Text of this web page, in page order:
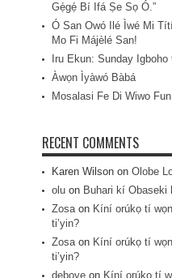
Gẹ́gẹ́ Bí Ifá Ṣe Sọ Ó.”
Ó San Owó Ilé Ìwé Mi
Mo Fi Májèlé San!
Iru Ekun: Sunday Igboho
Àwọn Ìyàwó Bàbá
Mosalasi Fe Di Wiwo
RECENT COMMENTS
Karen Wilson on Olobe
olu on Buhari kí Obaseki
Zosaon Kíní orúkọ tí
ti’yin?
Zosaon Kíní orúkọ tí
ti’yin?
deboye on Kíní orúkọ tí